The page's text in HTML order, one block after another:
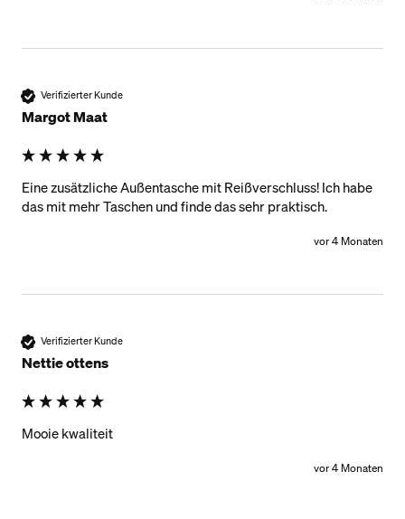
Verifizierter Kunde
Margot Maat
Eine zusätzliche Außentasche mit Reißverschluss! Ich habe
das mit mehr Taschen und finde das sehr praktisch.
vor 4 Monaten
Verifizierter Kunde
Nettie ottens
Mooie kwaliteit
vor 4 Monaten